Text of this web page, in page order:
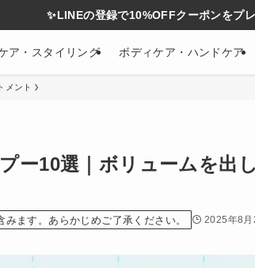
✨LINEの登録で10%OFFクーポンをプ
ア・スタイリング ボディケア・ハンドケア
メント
ー10選｜ボリュームを出
ます。あらかじめご了承ください。 2025年8月